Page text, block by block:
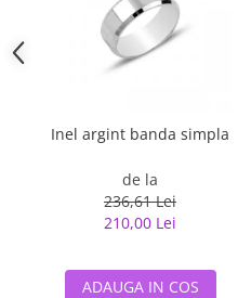
Inel argint banda simpla
de la
236,61 Lei
210,00 Lei
ADAUGA IN COS